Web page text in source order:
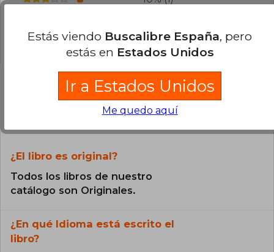
0% (0)
Preguntas frecuentes sobre el libro
¿El libro es original?
Todos los libros de nuestro
catálogo son Originales.
¿En qué Idioma está escrito el
libro?
Estás viendo Buscalibre España, pero
estás en Estados Unidos
Ir a Estados Unidos
Me quedo aquí